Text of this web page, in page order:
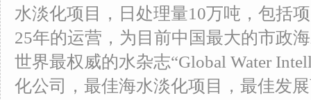
水淡化项目，日处理量10万吨，包括
25年的运营，为目前中国最大的市政
世界最权威的水杂志“Global Water
化公司，最佳海水淡化项目，最佳发